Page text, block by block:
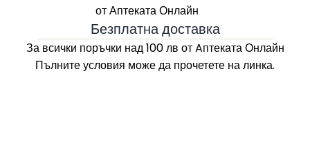
Безплатна доставка
За всички поръчки над 100 лв от Aптеката Онлайн
Пълните условия може да прочетете на линка.